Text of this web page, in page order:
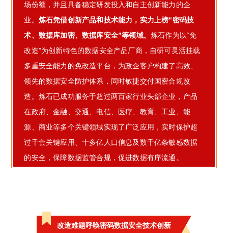
场份额，并且具备稳定研发投入和自主创新能力的企
业。 炼石凭借创新产品和技术能力，实力上榜“密码技
术、数据库加密、数据库安全”等领域。炼石作为以“免
改造”为创新特色的数据安全产品厂商，自研可灵活挂载
多重安全能力的免改造平台，为政企客户构建了高效、
领先的数据安全防护体系，同时敏捷交付国密合规改
造。炼石已成功服务于超过两百家行业头部企业，产品
在政府、金融、交通、电信、医疗、教育、工业、能
源、商业等多个关键领域实现了广泛应用，实时保护超
过千套关键应用、十多亿人口信息及数千亿条敏感数据
的安全，保障数据监管合规，促进数据有序流通。
改造难题呼唤密码数据安全技术创新